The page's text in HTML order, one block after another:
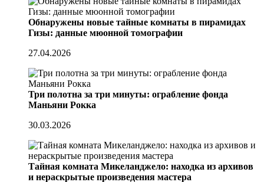
Обнаружены новые тайные комнаты в пирамидах
Гизы: данные мюонной томографии
27.04.2026
Три полотна за три минуты: ограбление фонда
Маньяни Рокка
30.03.2026
Тайная комната Микеланджело: находка из архивов
и нераскрытые произведения мастера